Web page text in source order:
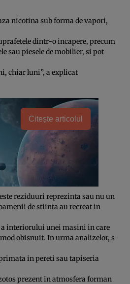
nicotina sub forma de vapori,
dintr-o incapere, precum
sau piesele de mobilier, si pot
chiar luni”, a explicat
Citește articolul
reziduuri reprezinta sau nu un
de stiinta au recreat in
interiorului unei masini in care
obisnuit. In urma analizelor, s-
in pereti sau tapiseria
prezent in atmosfera forman